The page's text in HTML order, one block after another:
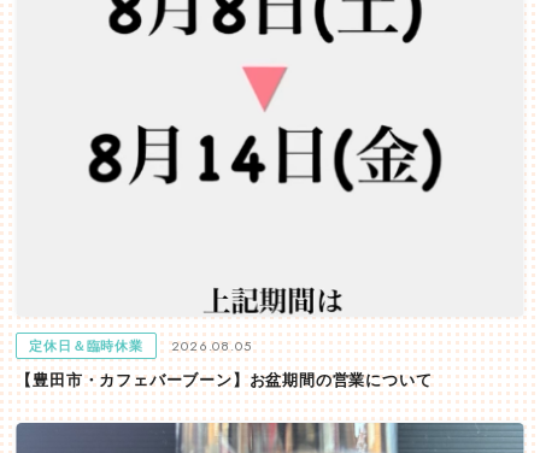
定休日＆臨時休業 2026.08.05
【豊田市・カフェバーブーン】お盆期間の営業について